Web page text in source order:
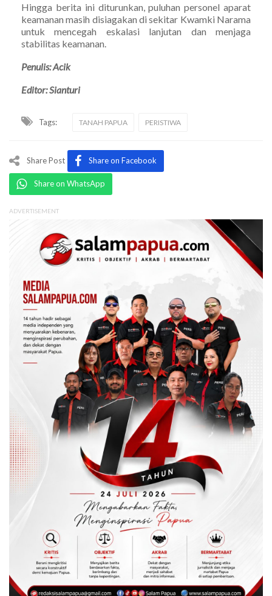
Hingga berita ini diturunkan, puluhan personel aparat
keamanan masih disiagakan di sekitar Kwamki Narama
untuk mencegah eskalasi lanjutan dan menjaga
stabilitas keamanan.
Penulis: Acik
Editor: Sianturi
Tags: TANAH PAPUA PERISTIWA
Share Post Share on Facebook
Share on WhatsApp
ADVERTISEMENT